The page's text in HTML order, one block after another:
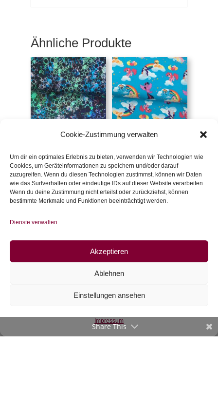
Cookie-Zustimmung verwalten
Um dir ein optimales Erlebnis zu bieten, verwenden wir Technologien wie
Cookies, um Geräteinformationen zu speichern und/oder darauf
zuzugreifen. Wenn du diesen Technologien zustimmst, können wir Daten
wie das Surfverhalten oder eindeutige IDs auf dieser Website verarbeiten.
Wenn du deine Zustimmung nicht erteilst oder zurückziehst, können
bestimmte Merkmale und Funktionen beeinträchtigt werden.
Dienste verwalten
Akzeptieren
Ablehnen
Einstellungen ansehen
Impressum
Ähnliche Produkte
inkl. 20 % MwSt.
Zur Wunschliste
Jersey My little Pony
inkl. 20 % MwSt.
Zur Wunschliste
Jersey Streifen,
dunkelblau-hellblau
Share This